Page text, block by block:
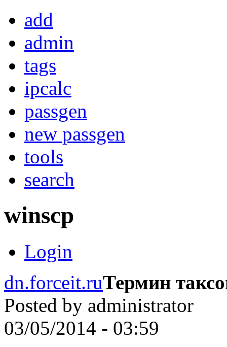
add
admin
tags
ipcalc
passgen
new passgen
tools
search
winscp
Login
dn.forceit.ruТермин
Posted by administrator
03/05/2014 - 03:59